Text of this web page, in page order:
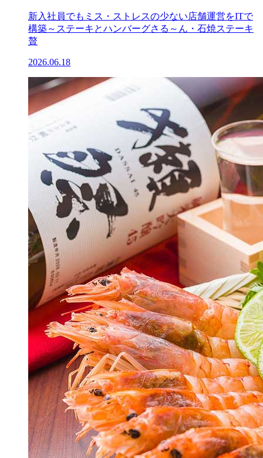
新入社員でもミス・ストレスの少ない店舗運営をITで
構築～ステーキとハンバーグさる～ん・石焼ステーキ
贅
2026.06.18